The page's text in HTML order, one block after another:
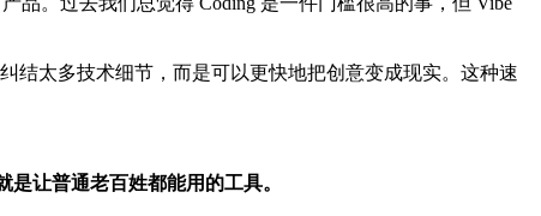
结太多技术细节，而是可以更快地把创意变成现实。这种速
是让普通老百姓都能用的工具。